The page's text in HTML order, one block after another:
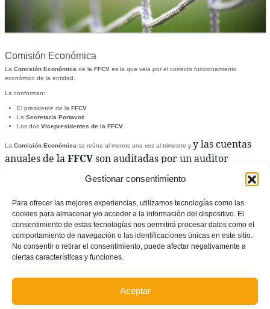
Gestionar consentimiento
Para ofrecer las mejores experiencias, utilizamos tecnologías como las
cookies para almacenar y/o acceder a la información del dispositivo. El
consentimiento de estas tecnologías nos permitirá procesar datos como el
comportamiento de navegación o las identificaciones únicas en este sitio.
No consentir o retirar el consentimiento, puede afectar negativamente a
ciertas características y funciones.
Aceptar
Comisión Económica
La Comisión Económica de la FFCVes la que vela por el correcto funcionamiento
económico de la entidad.
La conforman:
El presidente de la FFCV
La Secretaria Portavoz
Los dos Vicepresidentes de la FFCV
La Comisión Económica se reúne al menos una vez al trimestre y y las cuentas
anuales de la FFCV son auditadas por un auditor
independiente inscrito en el
ROAC (
Registro Oficial de
Después, sus decisiones y conclusiones se trasladan a laJunta Directivapara su posterior
aprobación.
Manual de procedimiento de pagos
Este es el manual de procedimientos para aprobar los gastos de la
Federació de Futbol de
Comisión Económica de la
Director Área Contabilidad y Asesor Económico
De 5.001€ a 25.000€ Director Área Contabilidad, Asesor Económico y Secretario General